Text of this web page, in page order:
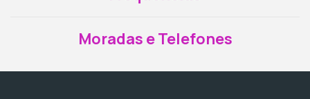
Moradas e Telefones